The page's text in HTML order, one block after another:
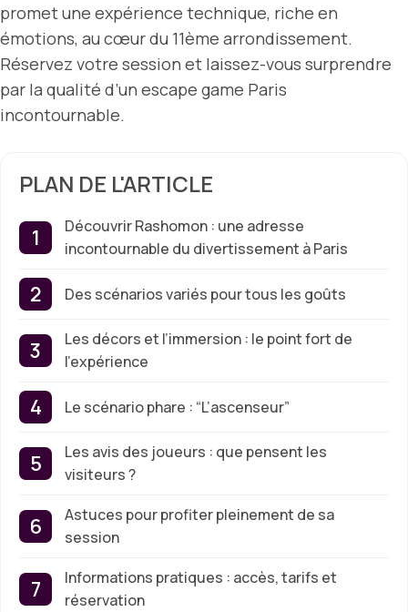
promet une expérience technique, riche en
émotions, au cœur du 11ème arrondissement.
Réservez votre session et laissez-vous surprendre
par la qualité d’un escape game Paris
incontournable.
PLAN DE L'ARTICLE
Découvrir Rashomon : une adresse
incontournable du divertissement à Paris
Des scénarios variés pour tous les goûts
Les décors et l’immersion : le point fort de
l’expérience
Le scénario phare : “L’ascenseur”
Les avis des joueurs : que pensent les
visiteurs ?
Astuces pour profiter pleinement de sa
session
Informations pratiques : accès, tarifs et
réservation